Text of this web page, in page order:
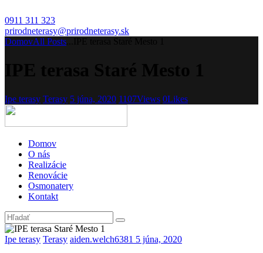
0911 311 323
prirodneterasy@prirodneterasy.sk
DomovAll Posts
Ipe terasy Terasy 5 júna, 2020 1107Views 0Likes
Domov
O nás
Realizácie
Renovácie
Osmonatery
Kontakt
Ipe terasy Terasy aiden.welch6381 5 júna, 2020